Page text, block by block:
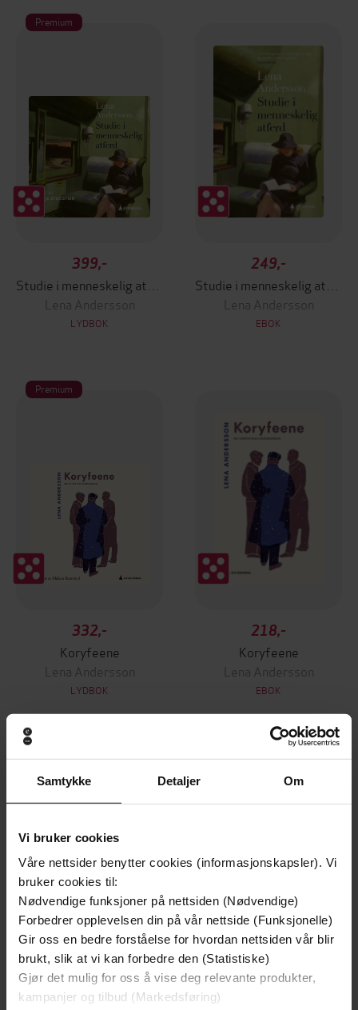
Samtykke Detaljer Om
Vi bruker cookies
Våre nettsider benytter cookies (informasjonskapsler). Vi
bruker cookies til:
Nødvendige funksjoner på nettsiden (Nødvendige)
Forbedrer opplevelsen din på vår nettside (Funksjonelle)
Gir oss en bedre forståelse for hvordan nettsiden vår blir
brukt, slik at vi kan forbedre den (Statistiske)
Gjør det mulig for oss å vise deg relevante produkter,
kampanjer og tilbud (Markedsføring)
Premium
399,-
Lena Andersson
LYDBOK
249,-
Lena Andersson
EBOK
Premium
332,-
Koryfeene
Lena Andersson
LYDBOK
218,-
Koryfeene
Lena Andersson
EBOK
379,-